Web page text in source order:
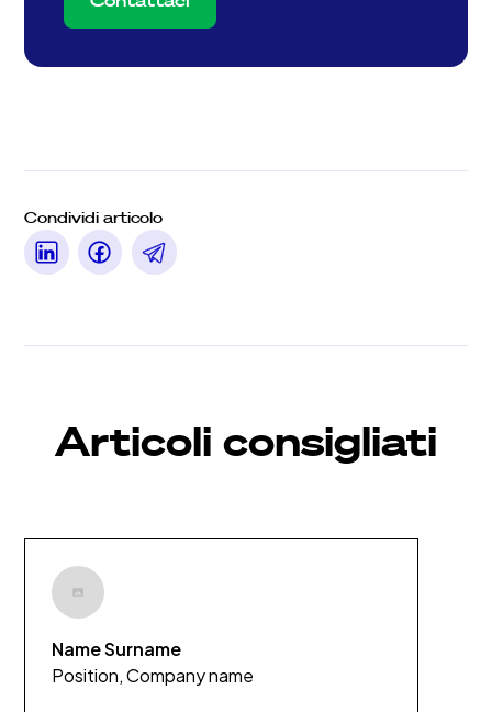
Condividi articolo
Articoli consigliati
Name Surname
Position, Company name